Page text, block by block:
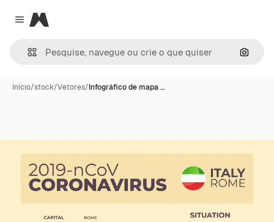
Close menu
Magnific
Início/stock/Vetores/Infográfico de mapa …